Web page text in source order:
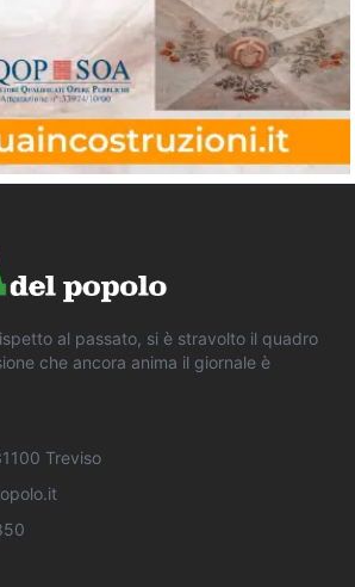
al passato, si è stravolto il quadro
che ancora anima il giornale è
Treviso